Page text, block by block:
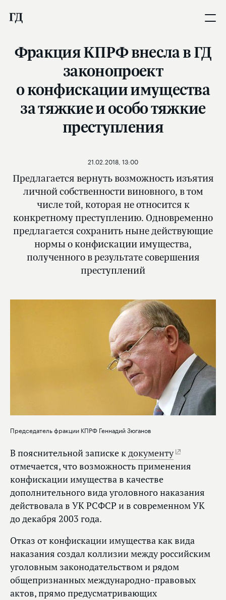
Фракция КПРФ внесла в ГД
законопроект
о конфискации имущества
за тяжкие и особо тяжкие
преступления
Предлагается вернуть возможность изъятия
личной собственности виновного, в том
числе той, которая не относится к
конкретному преступлению. Одновременно
предлагается сохранить ныне действующие
нормы о конфискации имущества,
полученного в результате совершения
преступлений
21.02.2018, 13:00
Председатель фракции КПРФ Геннадий Зюганов
В пояснительной записке кдокументу
отмечается, что возможность применения
конфискации имущества в качестве
дополнительного вида уголовного наказания
действовала в УК РСФСР и в современном УК
до декабря 2003 года.
Отказ от конфискации имущества как вида
наказания создал коллизии между российским
уголовным законодательством и рядом
общепризнанных международно-правовых
актов, прямо предусматривающих